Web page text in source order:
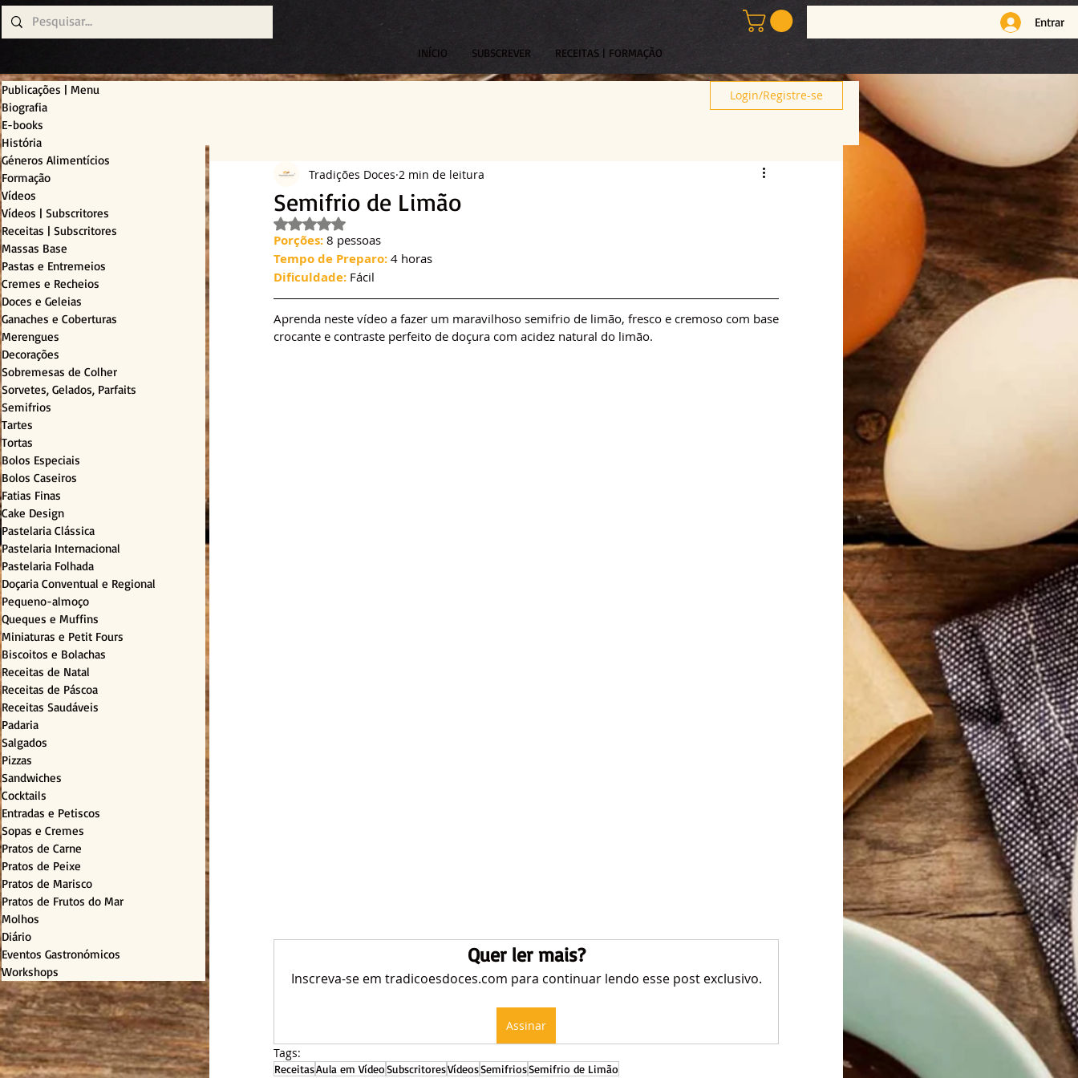
Entrar
INÍCIO SUBSCREVER RECEITAS | FORMAÇÃO
Publicações | Menu
Biografia
E-books
História
Géneros Alimentícios
Formação
Vídeos
Vídeos | Subscritores
Receitas | Subscritores
Massas Base
Pastas e Entremeios
Cremes e Recheios
Doces e Geleias
Ganaches e Coberturas
Merengues
Decorações
Sobremesas de Colher
Sorvetes, Gelados, Parfaits
Semifrios
Tartes
Tortas
Bolos Especiais
Bolos Caseiros
Fatias Finas
Cake Design
Pastelaria Clássica
Pastelaria Internacional
Pastelaria Folhada
Doçaria Conventual e Regional
Pequeno-almoço
Queques e Muffins
Miniaturas e Petit Fours
Biscoitos e Bolachas
Receitas de Natal
Receitas de Páscoa
Receitas Saudáveis
Padaria
Salgados
Pizzas
Sandwiches
Cocktails
Entradas e Petiscos
Sopas e Cremes
Pratos de Carne
Pratos de Peixe
Pratos de Marisco
Pratos de Frutos do Mar
Molhos
Diário
Eventos Gastronómicos
Workshops
Login/Registre-se
Semifrio de Limão
Tradições Doces 2 min de leitura
Avaliado com NaN de 5 estrelas.
Porções: 8 pessoas
Tempo de Preparo: 4 horas
Dificuldade: Fácil
Aprenda neste vídeo a fazer um maravilhoso semifrio de limão, fresco e cremoso com base
crocante e contraste perfeito de doçura com acidez natural do limão.
Quer ler mais?
Inscreva-se em tradicoesdoces.com para continuar lendo esse post exclusivo.
Assinar
Tags:
ReceitasAula em VídeoSubscritoresVídeosSemifriosSemifrio de Limão